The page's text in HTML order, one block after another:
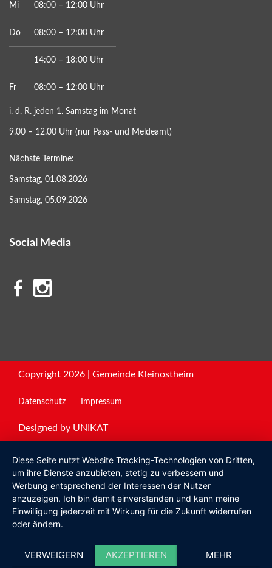
Mi 08:00 – 12:00 Uhr
Do 08:00 – 12:00 Uhr
14:00 – 18:00 Uhr
Fr 08:00 – 12:00 Uhr
i. d. R. jeden 1. Samstag im Monat
9.00 – 12.00 Uhr (nur Pass- und Meldeamt)
Nächste Termine:
Samstag, 01.08.2026
Samstag, 05.09.2026
Social Media
Copyright 2026 | Gemeinde Kleinostheim
Datenschutz Impressum
Designed by UNIKAT
Diese Seite nutzt Website Tracking-Technologien von Dritten,
um ihre Dienste anzubieten, stetig zu verbessern und
Werbung entsprechend der Interessen der Nutzer
anzuzeigen. Ich bin damit einverstanden und kann meine
Einwilligung jederzeit mit Wirkung für die Zukunft widerrufen
oder ändern.
VERWEIGERN AKZEPTIEREN MEHR